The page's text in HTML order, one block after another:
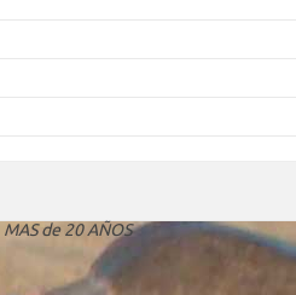
MAS de 20 AÑOS